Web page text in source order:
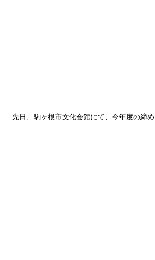
先日、駒ヶ根市文化会館にて、今年度の締